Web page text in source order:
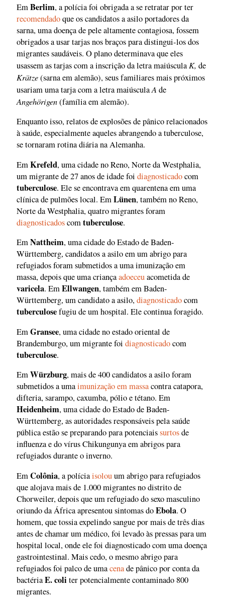
EmBerlim, a polícia foi obrigada a se retratar por ter
recomendadoque os candidatos a asilo portadores da
sarna, uma doença de pele altamente contagiosa, fossem
obrigados a usar tarjas nos braços para distingui-los dos
migrantes saudáveis. O plano determinava que eles
usassem as tarjas com a inscrição da letra maiúscula K, de
Krätze(sarna em alemão), seus familiares mais próximos
usariam uma tarja com a letra maiúsculaA de
Angehörigen(família em alemão).
Enquanto isso, relatos de explosões de pânico relacionados
à saúde, especialmente aqueles abrangendo a tuberculose,
se tornaram rotina diária na Alemanha.
EmKrefeld, uma cidade no Reno, Norte da Westphalia,
um migrante de 27 anos de idade foi diagnosticadocom
tuberculose. Ele se encontrava em quarentena em uma
clínica de pulmões local. EmLünen, também no Reno,
Norte da Westphalia, quatro migrantes foram
diagnosticadoscomtuberculose.
EmNattheim, uma cidade do Estado de Baden-
Württemberg, candidatos a asilo em um abrigo para
refugiados foram submetidos a uma imunização em
massa, depois que uma criançaadoeceuacometida de
varicela. EmEllwangen, também em Baden-
Württemberg, um candidato a asilo,diagnosticadocom
tuberculosefugiu de um hospital. Ele continua foragido.
EmGransee, uma cidade no estado oriental de
Brandemburgo, um migrante foi diagnosticadocom
tuberculose.
EmWürzburg, mais de 400 candidatos a asilo foram
submetidos a umaimunização em massacontra catapora,
difteria, sarampo, caxumba, pólio e tétano. Em
Heidenheim, uma cidade do Estado de Baden-
Württemberg, as autoridades responsáveis pela saúde
pública estão se preparando para potenciaissurtosde
influenza e do vírus Chikungunya em abrigos para
refugiados durante o inverno.
EmColônia, a políciaisolouum abrigo para refugiados
que alojava mais de 1.000 migrantes no distrito de
Chorweiler, depois que um refugiado do sexo masculino
oriundo da África apresentou sintomas doEbola. O
homem, que tossia expelindo sangue por mais de três dias
antes de chamar um médico, foi levado às pressas para um
hospital local, onde ele foi diagnosticado com uma doença
gastrointestinal. Mais cedo, o mesmo abrigo para
refugiados foi palco de umacenade pânico por conta da
bactériaE. coli ter potencialmente contaminado 800
migrantes.